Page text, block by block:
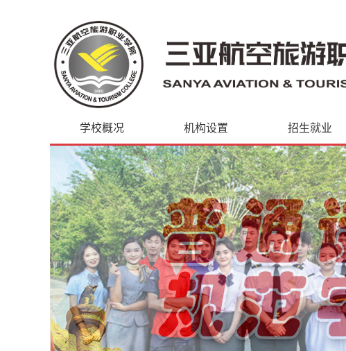
学校概况 机构设置 招生就业